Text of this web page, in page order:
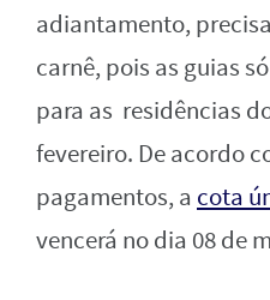
adiantamento,
carnê, pois as guias
para as residências
fevereiro. De acordo
pagamentos, a cota
vencerá no dia 08 de